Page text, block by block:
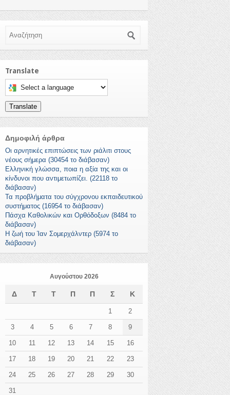
Translate
Select a language to translate this page
Translate
Δημοφιλή άρθρα
Οι αρνητικές επιπτώσεις των ριάλιτι στους
νέους σήμερα (30454 το διάβασαν)
Ελληνική γλώσσα, ποια η αξία της και οι
κίνδυνοι που αντιμετωπίζει. (22118 το
διάβασαν)
Τα προβλήματα του σύγχρονου εκπαιδευτικού
συστήματος (16954 το διάβασαν)
Πάσχα Καθολικών και Ορθόδοξων (8484 το
διάβασαν)
Η ζωή του Ίαν Σομερχάλντερ (5974 το
διάβασαν)
Αυγούστου 2026
Δ Τ Τ Π Π Σ Κ
1 2
3 4 5 6 7 8 9
10 11 12 13 14 15 16
17 18 19 20 21 22 23
24 25 26 27 28 29 30
31